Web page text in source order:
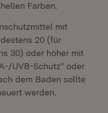
Farben.
mit
20 (für
30) oder höher mit
UVB-Schutz“ oder
dem Baden sollte
werden.